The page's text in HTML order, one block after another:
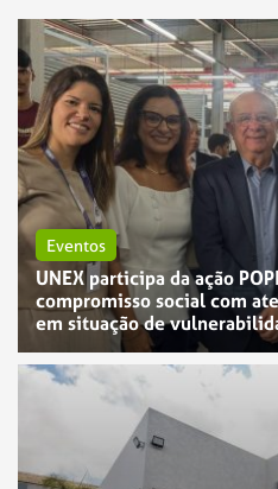
Eventos
UNEX participa da ação
compromisso social com
em situação de